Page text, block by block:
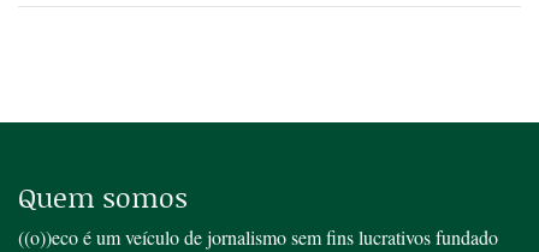
Quem somos
((o))eco é um veículo de jornalismo sem fins lucrativos fundado